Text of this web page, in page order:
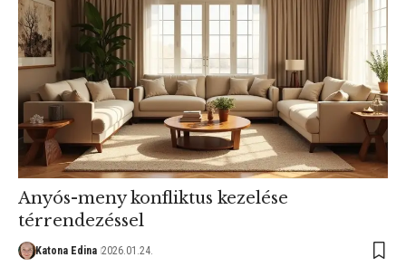
Anyós-meny konfliktus kezelése
térrendezéssel
Katona Edina 2026.01.24.